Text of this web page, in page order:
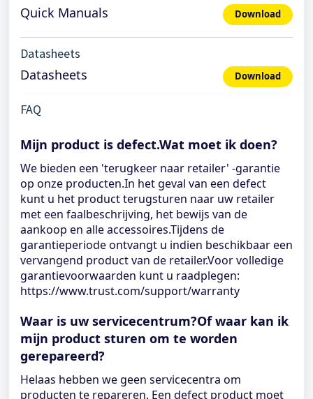
Quick Manuals Download
Datasheets
Datasheets Download
FAQ
Mijn product is defect.Wat moet ik doen?
We bieden een 'terugkeer naar retailer' -garantie
op onze producten.In het geval van een defect
kunt u het product terugsturen naar uw retailer
met een faalbeschrijving, het bewijs van de
aankoop en alle accessoires.Tijdens de
garantieperiode ontvangt u indien beschikbaar een
vervangend product van de retailer.Voor volledige
garantievoorwaarden kunt u raadplegen:
https://www.trust.com/support/warranty
Waar is uw servicecentrum?Of waar kan ik
mijn product sturen om te worden
gerepareerd?
Helaas hebben we geen servicecentra om
producten te repareren. Een defect product moet